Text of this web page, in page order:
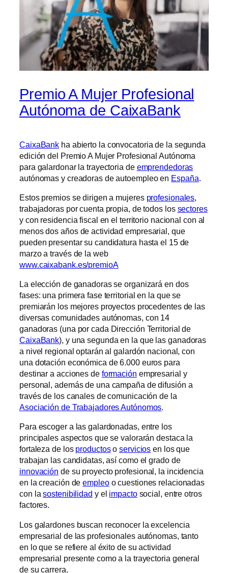
Premio A Mujer Profesional
Autónoma de CaixaBank
CaixaBank ha abierto la convocatoria de la segunda
edición del Premio A Mujer Profesional Autónoma
para galardonar la trayectoria de emprendedoras
autónomas y creadoras de autoempleo en España
Estos premios se dirigen a mujeres profesionales,
trabajadoras por cuenta propia, de todos los sectores
y con residencia fiscal en el territorio nacional con al
menos dos años de actividad empresarial, que
pueden presentar su candidatura hasta el 15 de
marzo a través de la web
www.caixabank.es/premioA
La elección de ganadoras se organizará en dos
fases: una primera fase territorial en la que se
premiarán los mejores proyectos procedentes de las
diversas comunidades autónomas, con 14
ganadoras (una por cada Dirección Territorial de
CaixaBank), y una segunda en la que las ganadoras
a nivel regional optarán al galardón nacional, con
una dotación económica de 6.000 euros para
destinar a acciones de formación empresarial y
personal, además de una campaña de difusión a
través de los canales de comunicación de la
Asociación de Trabajadores Autónomos.
Para escoger a las galardonadas, entre los
principales aspectos que se valorarán destaca la
fortaleza de los productososervicios en los que
trabajan las candidatas, así como el grado de
innovación de su proyecto profesional, la incidencia
en la creación deempleoo cuestiones relacionadas
con lasostenibilidad y el impactosocial, entre otros
factores.
Los galardones buscan reconocer la excelencia
empresarial de las profesionales autónomas, tanto
en lo que se refiere al éxito de su actividad
empresarial presente como a la trayectoria general
de su carrera.